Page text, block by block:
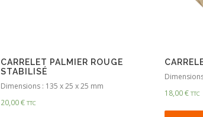
CARRELET PALMIER ROUGE
STABILISÉ
Dimensions : 135 x 25 x 25 mm
20,00€ TTC
18,00€ TTC